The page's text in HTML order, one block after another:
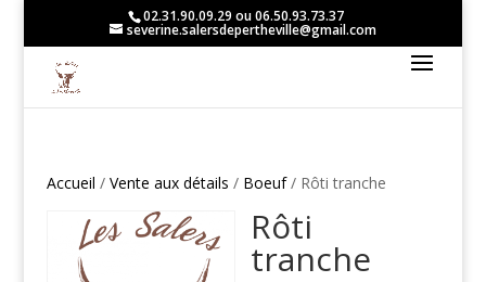
02.31.90.09.29 ou 06.50.93.73.37
severine.salersdepertheville@gmail.com
Accueil / Vente aux détails / Boeuf/ Rôti tranche
Rôti
tranche